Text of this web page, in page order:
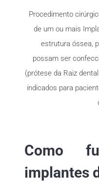
Procedimento
de um ou mais
estrutura óssea,
possam ser
(prótese da Raiz
indicados para
Como
implantes